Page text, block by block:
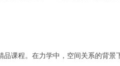
课程。在力学中，空间关系的背景